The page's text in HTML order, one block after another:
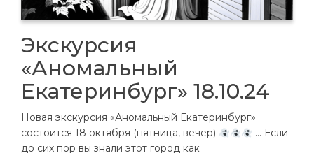
Экскурсия
«Аномальный
Екатеринбург» 18.10.24
Новая экскурсия «Аномальный Екатеринбург»
состоится 18 октября (пятница, вечер)
… Если
до сих пор вы знали этот город как